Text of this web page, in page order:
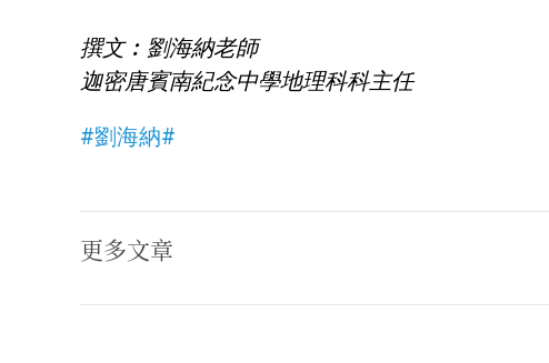
撰文︰劉海納老師
迦密唐賓南紀念中學地理科科主任
#劉海納#
更多文章